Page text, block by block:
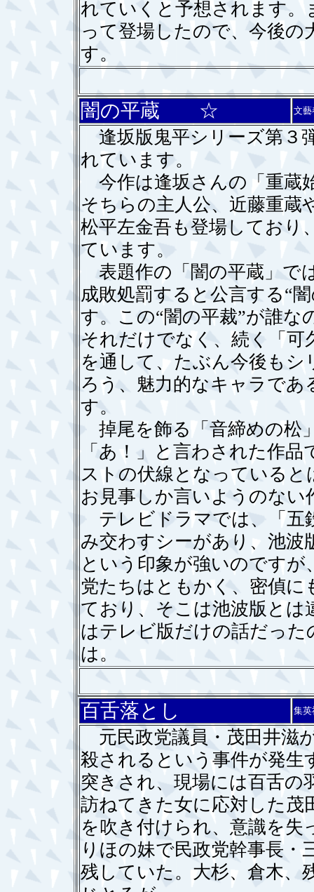
れていくと予想されます。
って登場したので、今後
す。
闇の平蔵 ☆ 文
逢坂版鬼平シリーズ第３
れています。
今作は逢坂さんの「重蔵
そちらの主人公、近藤重蔵
松平左金吾も登場しており
ています。
表題作の「闇の平蔵」で
成敗処罰すると公言する“
す。この“闇の平裁”が誰
それだけでなく、続く「可
を通して、たぶん今後も
ろう、魅力的なキャラであ
す。
掉尾を飾る「音締めの松
「あ！」と言わされた作
ストの伏線となっている
お見事しか言いようのない
テレビドラマでは、「五
み交わすシーがあり、池波
という印象が強いのですが
党たちはともかく、密偵
ており、そこは池波版と
はテレビ版だけの話だっ
は。
百舌落とし 集
元民政党議員・茂田井滋
殺されるという事件が発生
突きされ、現場には百舌の
訪ねてきた女に応対した茂
を吹き付けられ、意識を失
りほの妹で民政党幹事長・
残していた。大杉、倉木、